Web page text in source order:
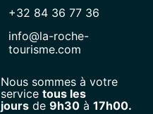
+32 84 36 77 36
info@la-roche-
tourisme.com
Nous sommes à votre
service tous les
joursde 9h30à 17h00.